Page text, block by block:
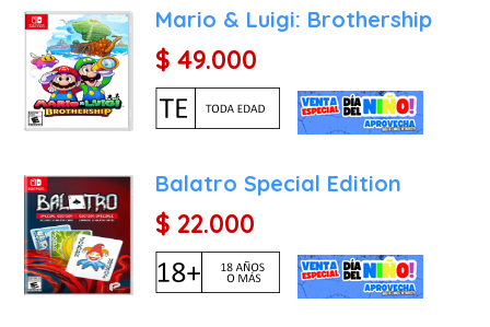
- Voces de todas las
Los hechos narrados en
acontecidos en FINAL
todos los rincones del
Mario & Luigi: Brothership
$ 49.000
Balatro Special Edition
$ 22.000